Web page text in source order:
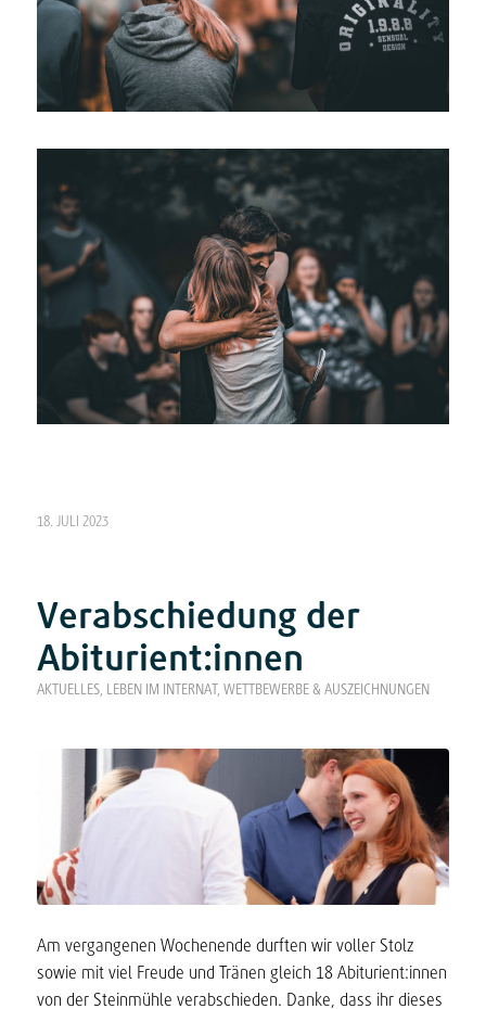
18. JULI 2023
Verabschiedung der
Abiturient:innen
AKTUELLES, LEBEN IM INTERNAT, WETTBEWERBE & AUSZEICHNUNGEN
Am vergangenen Wochenende durften wir voller Stolz
sowie mit viel Freude und Tränen gleich 18 Abiturient:innen
von der Steinmühle verabschieden. Danke, dass ihr dieses